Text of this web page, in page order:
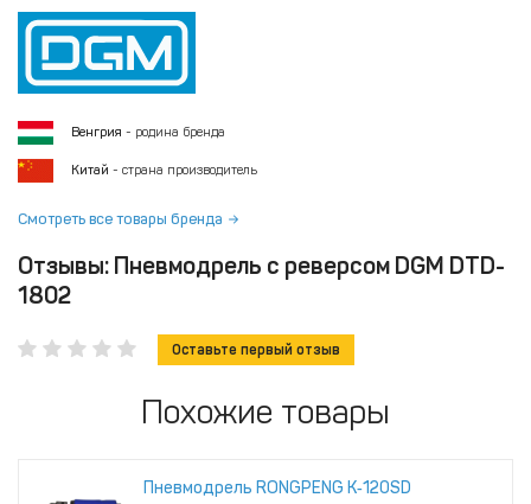
Венгрия - родина бренда
Китай - страна производитель
Смотреть все товары бренда
Отзывы: Пневмодрель с реверсом DGM DTD-
1802
Оставьте первый отзыв
Похожие товары
Пневмодрель RONGPENG K‑120SD